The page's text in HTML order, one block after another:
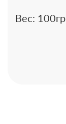
Вес: 100гр.